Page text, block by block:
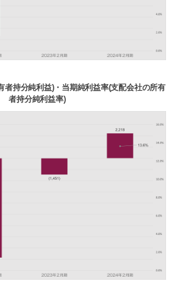
者持分純利益)・当期純利益率(支配会社の所有
者持分純利益率)